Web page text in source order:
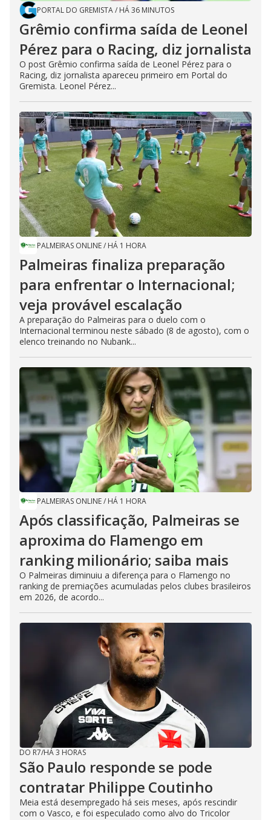
PORTAL DO GREMISTA/ HÁ 36 MINUTOS
Grêmio confirma saída de Leonel
Pérez para o Racing, diz jornalista
O post Grêmio confirma saída de Leonel Pérez para o
Racing, diz jornalista apareceu primeiro em Portal do
Gremista. Leonel Pérez...
PALMEIRAS ONLINE/ HÁ 1 HORA
Palmeiras finaliza preparação
para enfrentar o Internacional;
veja provável escalação
A preparação do Palmeiras para o duelo com o
Internacional terminou neste sábado (8 de agosto), com o
elenco treinando no Nubank...
PALMEIRAS ONLINE/ HÁ 1 HORA
Após classificação, Palmeiras se
aproxima do Flamengo em
ranking milionário; saiba mais
O Palmeiras diminuiu a diferença para o Flamengo no
ranking de premiações acumuladas pelos clubes brasileiros
em 2026, de acordo...
DO R7/HÁ 3 HORAS
São Paulo responde se pode
contratar Philippe Coutinho
Meia está desempregado há seis meses, após rescindir
com o Vasco, e foi especulado como alvo do Tricolor